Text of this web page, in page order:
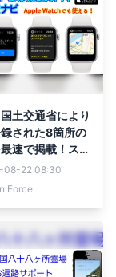
土交通省により
された8箇所の
速で掲載！スタ
帳のように使え
リ「道の駅ナ
に便利に！
08-22 08:30
Force